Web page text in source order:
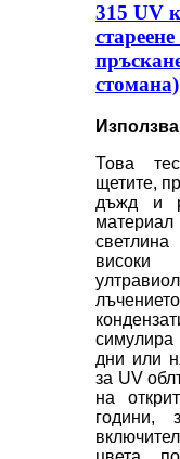
315 UV
стомана)
Това
щетите,
дъжд и
високи
дни или
за UV
на
години,